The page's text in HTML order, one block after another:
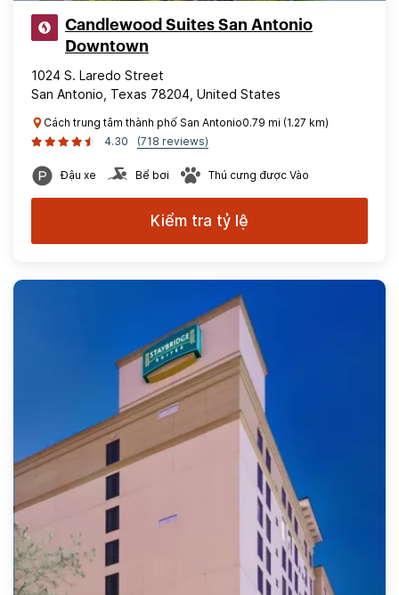
Candlewood Suites San Antonio
Downtown
1024 S. Laredo Street
San Antonio, Texas 78204, United States
Cách trung tâm thành phố San Antonio0.79 mi (1.27 km)
4.30
(718 reviews)
Đậu xe Bể bơi Thú cưng được Vào
Kiểm tra tỷ lệ